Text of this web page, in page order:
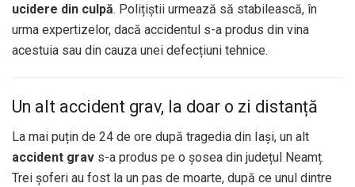
ucidere din culpă. Polițiștii urmează să stabilească, în
urma expertizelor, dacă accidentul s-a produs din vina
acestuia sau din cauza unei defecțiuni tehnice.
Un alt accident grav, la doar o zi distanță
La mai puțin de 24 de ore după tragedia din Iași, un alt
accident grav s-a produs pe o șosea din județul Neamț.
Trei șoferi au fost la un pas de moarte, după ce unul dintre